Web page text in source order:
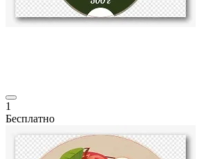
1
Бесплатно